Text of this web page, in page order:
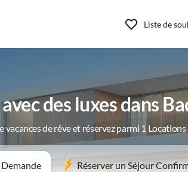
Liste de
des luxes dans
de rêve et réservez parmi 1 Locations
Réserver un Séjour